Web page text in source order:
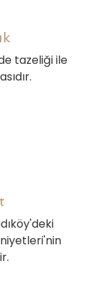
tazeliği ile